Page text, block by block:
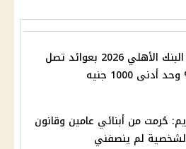
شهادات البنك الأهلي 2026 بعوائد تصل
حُرمت من أبنائي عامين وقانون
لم ينصفني